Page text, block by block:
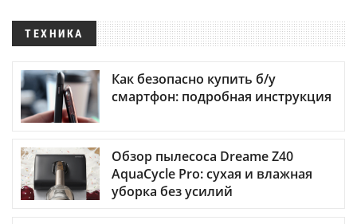
ТЕХНИКА
Как безопасно купить б/у
смартфон: подробная инструкция
Обзор пылесоса Dreame Z40
AquaCycle Pro: сухая и влажная
уборка без усилий